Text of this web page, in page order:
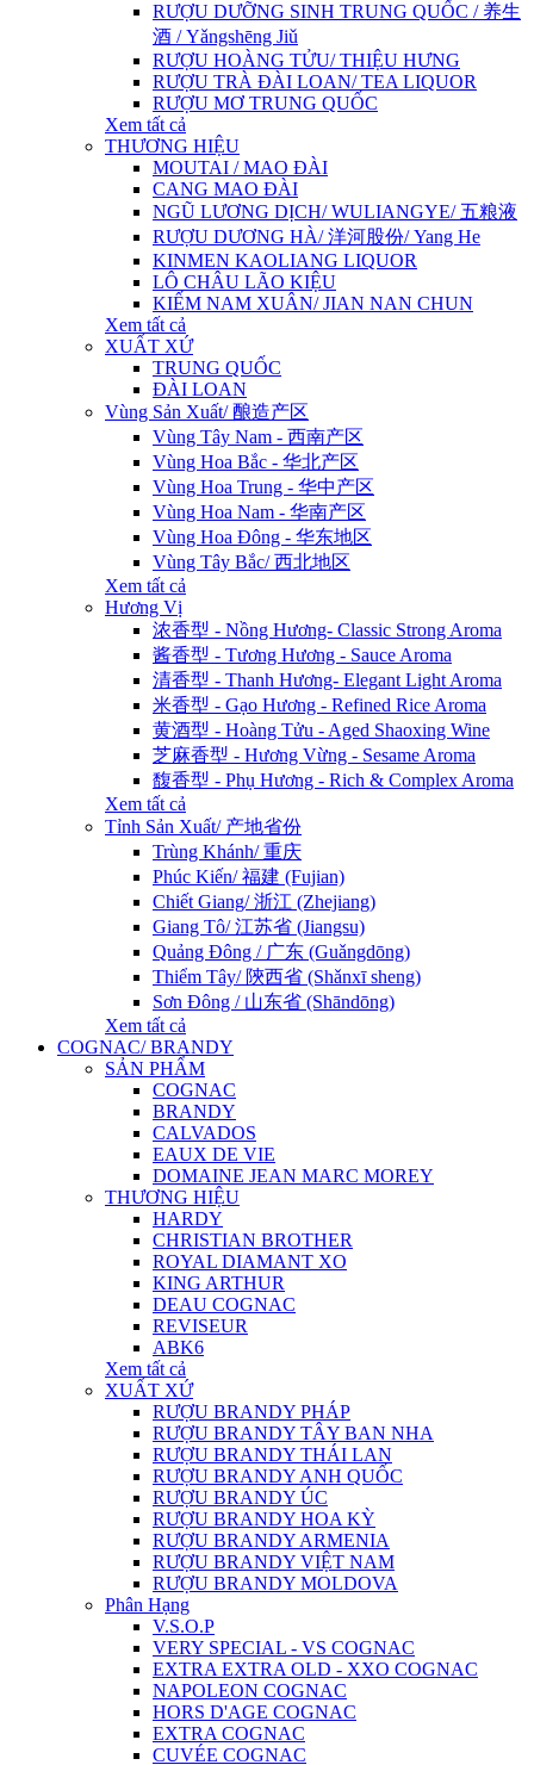
RƯỢU DƯỠNG SINH TRUNG QUỐC / 养生
酒 / Yǎngshēng Jiǔ
RƯỢU HOÀNG TỬU/ THIỆU HƯNG
RƯỢU TRÀ ĐÀI LOAN/ TEA LIQUOR
RƯỢU MƠ TRUNG QUỐC
Xem tất cả
THƯƠNG HIỆU
MOUTAI / MAO ĐÀI
CANG MAO ĐÀI
NGŨ LƯƠNG DỊCH/ WULIANGYE/ 五粮液
RƯỢU DƯƠNG HÀ/ 洋河股份/ Yang He
KINMEN KAOLIANG LIQUOR
LÔ CHÂU LÃO KIỆU
KIẾM NAM XUÂN/ JIAN NAN CHUN
Xem tất cả
XUẤT XỨ
TRUNG QUỐC
ĐÀI LOAN
Vùng Sản Xuất/ 酿造产区
Vùng Tây Nam - 西南产区
Vùng Hoa Bắc - 华北产区
Vùng Hoa Trung - 华中产区
Vùng Hoa Nam - 华南产区
Vùng Hoa Đông - 华东地区
Vùng Tây Bắc/ 西北地区
Xem tất cả
Hương Vị
浓香型 - Nồng Hương- Classic Strong Aroma
酱香型 - Tương Hương - Sauce Aroma
清香型 - Thanh Hương- Elegant Light Aroma
米香型 - Gạo Hương - Refined Rice Aroma
黄酒型 - Hoàng Tửu - Aged Shaoxing Wine
芝麻香型 - Hương Vừng - Sesame Aroma
馥香型 - Phụ Hương - Rich & Complex Aroma
Xem tất cả
Tỉnh Sản Xuất/ 产地省份
Trùng Khánh/ 重庆
Phúc Kiến/ 福建 (Fujian)
Chiết Giang/ 浙江 (Zhejiang)
Giang Tô/ 江苏省 (Jiangsu)
Quảng Đông / 广东 (Guǎngdōng)
Thiểm Tây/ 陝西省 (Shǎnxī sheng)
Sơn Đông / 山东省 (Shāndōng)
Xem tất cả
COGNAC/ BRANDY
SẢN PHẨM
COGNAC
BRANDY
CALVADOS
EAUX DE VIE
DOMAINE JEAN MARC MOREY
THƯƠNG HIỆU
HARDY
CHRISTIAN BROTHER
ROYAL DIAMANT XO
KING ARTHUR
DEAU COGNAC
REVISEUR
ABK6
Xem tất cả
XUẤT XỨ
RƯỢU BRANDY PHÁP
RƯỢU BRANDY TÂY BAN NHA
RƯỢU BRANDY THÁI LAN
RƯỢU BRANDY ANH QUỐC
RƯỢU BRANDY ÚC
RƯỢU BRANDY HOA KỲ
RƯỢU BRANDY ARMENIA
RƯỢU BRANDY VIỆT NAM
RƯỢU BRANDY MOLDOVA
Phân Hạng
V.S.O.P
VERY SPECIAL - VS COGNAC
EXTRA EXTRA OLD - XXO COGNAC
NAPOLEON COGNAC
HORS D'AGE COGNAC
EXTRA COGNAC
CUVÉE COGNAC